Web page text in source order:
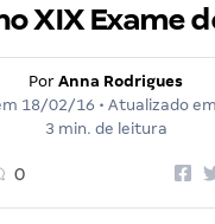
XIX Exame
Por Anna Rodrigues
18/02/16 • Atualizado em
3 min. de leitura
0